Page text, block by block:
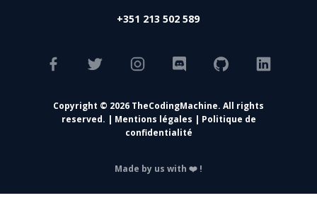
+351 213 502 589
Copyright © 2026 TheCodingMachine. All rights
reserved. | Mentions légales | Politique de
confidentialité
Made by us with ❤️ !